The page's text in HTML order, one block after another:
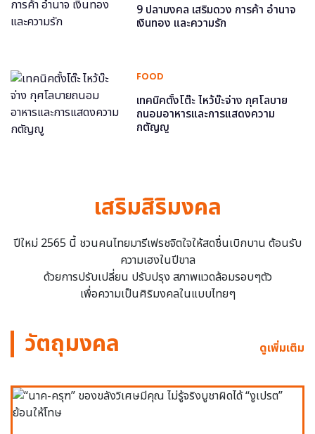
9 ปลามงคล เสริมดวง การค้า อำนาจ
เงินทอง และความรัก
FOOD
เทคนิคตั้งโต๊ะ ไหว้บ๊ะจ่าง กุศโลบาย
ถนอมอาหารและการแสดงความ
กตัญญู
เสริมสิริมงคล
ปีใหม่ 2565 นี้ ชวนคนไทยมารีเฟรชจิตใจให้สดชื่นเบิกบาน ต้อนรับ
ความเฮงในปีขาล
ด้วยการปรับเปลี่ยน ปรับปรุง สภาพแวดล้อมรอบๆตัว
เพื่อความเป็นศิริมงคลในแบบไทยๆ
วัตถุมงคล ดูเพิ่มเติม